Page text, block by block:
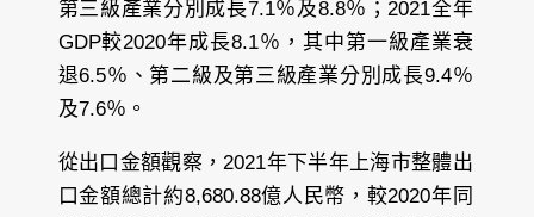
第三級產業分別成長7.1％及8.8％；2021全年
GDP較2020年成長8.1％，其中第一級產業衰
退6.5％、第二級及第三級產業分別成長9.4％
及7.6％。
從出口金額觀察，2021年下半年上海市整體出
口金額總計約8,680.88億人民幣，較2020年同